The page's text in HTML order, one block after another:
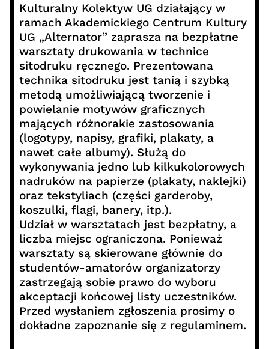
Kulturalny Kolektyw UG działający w
ramach Akademickiego Centrum Kultury
UG „Alternator” zaprasza na bezpłatne
warsztaty drukowania w technice
sitodruku ręcznego. Prezentowana
technika sitodruku jest tanią i szybką
metodą umożliwiającą tworzenie i
powielanie motywów graficznych
mających różnorakie zastosowania
(logotypy, napisy, grafiki, plakaty, a
nawet całe albumy). Służą do
wykonywania jedno lub kilkukolorowych
nadruków na papierze (plakaty, naklejki)
oraz tekstyliach (części garderoby,
koszulki, flagi, banery, itp.).
Udział w warsztatach jest bezpłatny, a
liczba miejsc ograniczona. Ponieważ
warsztaty są skierowane głównie do
studentów-amatorów organizatorzy
zastrzegają sobie prawo do wyboru
akceptacji końcowej listy uczestników.
Przed wysłaniem zgłoszenia prosimy o
dokładne zapoznanie się z regulaminem.